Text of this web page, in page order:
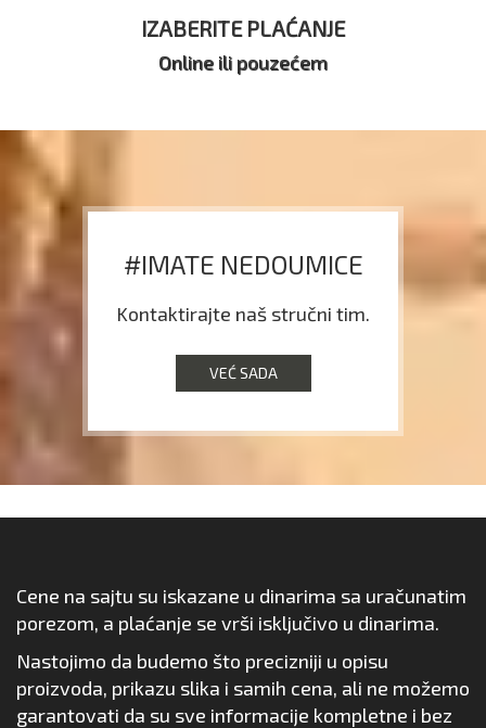
IZABERITE PLAĆANJE
Online ili pouzećem
#IMATE NEDOUMICE
Kontaktirajte naš stručni tim.
VEĆ SADA
Cene na sajtu su iskazane u dinarima sa uračunatim
porezom, a plaćanje se vrši isključivo u dinarima.
Nastojimo da budemo što precizniji u opisu
proizvoda, prikazu slika i samih cena, ali ne možemo
garantovati da su sve informacije kompletne i bez